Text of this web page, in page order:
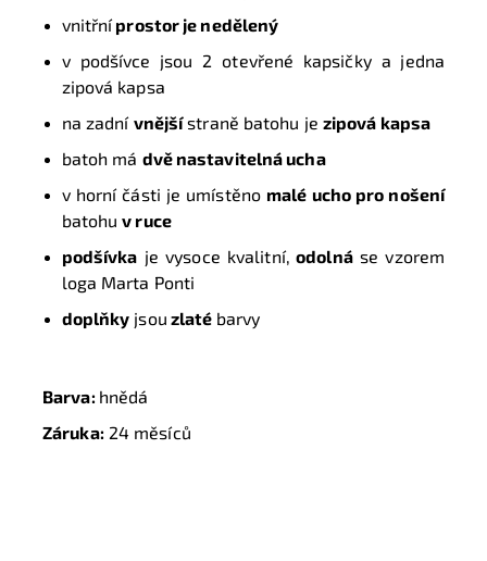
vnitřníprostor je nedělený
v podšívce jsou 2 otevřené kapsičky a jedna
zipová kapsa
na zadní vnějšístraně batohu je zipová kapsa
batoh má dvě nastavitelná ucha
v horní části je umístěno malé ucho pro nošení
batohuv ruce
podšívka je vysoce kvalitní, odolnáse vzorem
loga Marta Ponti
doplňky jsou zlaté barvy
Barva: hnědá
Záruka:24 měsíců